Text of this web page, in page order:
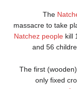
The
massacre to take
Natchez people kill
and 56
The first (wooden)
only fixed